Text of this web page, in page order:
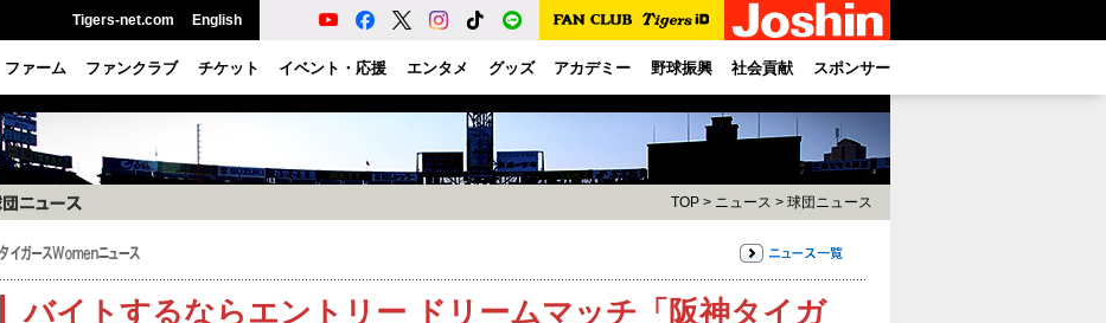
Tigers-net.com English
ファーム ファンクラブ チケット イベント・応援 エンタメ グッズ アカデミー 野球振興 社会貢献 スポンサー
TOP > ニュース > 球団ニュース
バイトするならエントリー ドリームマッチ「阪神タイガ